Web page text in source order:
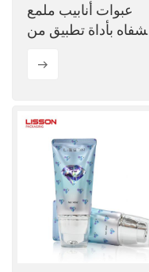
عبوات أنابيب ملمع
الشفاه بأداة تطبيق من